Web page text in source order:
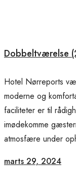
Dobbeltværelse
Hotel Nørreports
moderne og
faciliteter er til
imødekomme
atmosfære under
marts 29, 2024